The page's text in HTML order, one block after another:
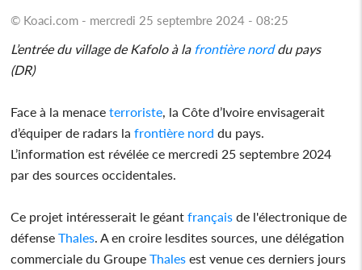
© Koaci.com - mercredi 25 septembre 2024 - 08:25
L’entrée du village de Kafolo à la frontière norddu pays
(DR)
Face à la menaceterroriste , la Côte d’Ivoire envisagerait
d’équiper de radars lafrontière nord du pays.
L’information est révélée ce mercredi 25 septembre 2024
par des sources occidentales.
Ce projet intéresserait le géantfrançais de l'électronique de
défenseThales . A en croire lesdites sources, une délégation
commerciale du GroupeThales est venue ces derniers jours